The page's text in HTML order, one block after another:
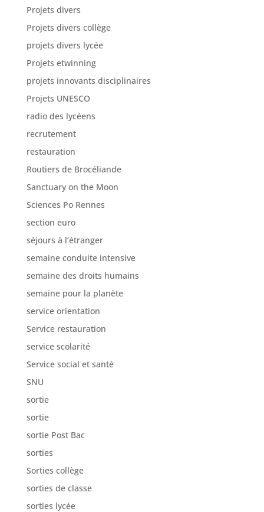
Projets divers
Projets divers collège
projets divers lycée
Projets etwinning
projets innovants disciplinaires
Projets UNESCO
radio des lycéens
recrutement
restauration
Routiers de Brocéliande
Sanctuary on the Moon
Sciences Po Rennes
section euro
séjours à l’étranger
semaine conduite intensive
semaine des droits humains
semaine pour la planète
service orientation
Service restauration
service scolarité
Service social et santé
SNU
sortie
sortie
sortie Post Bac
sorties
Sorties collège
sorties de classe
sorties lycée